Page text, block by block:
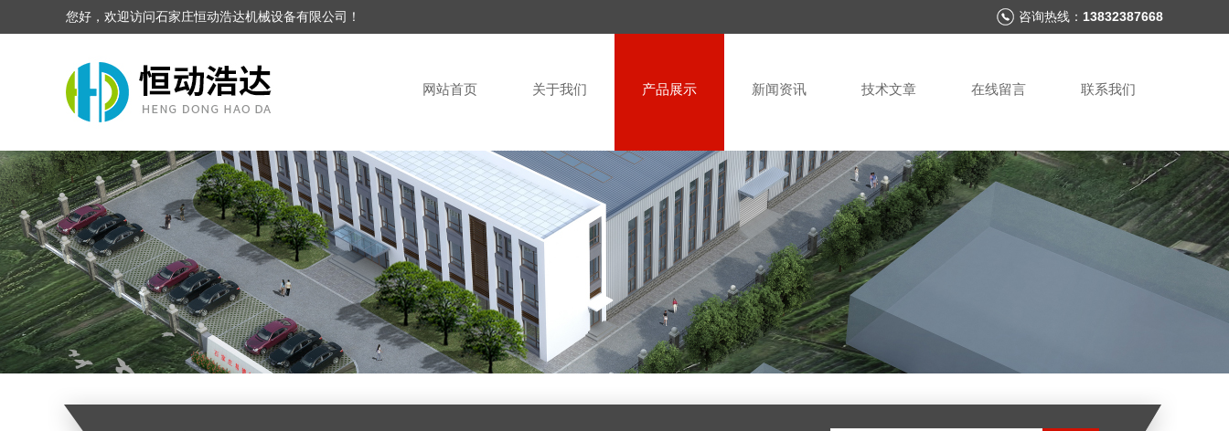
您好，欢迎访问石家庄恒动浩达机械设备有限公司！ 咨询热线： 13832387668
网站首页 关于我们 产品展示 新闻资讯 技术文章 在线留言 联系我们